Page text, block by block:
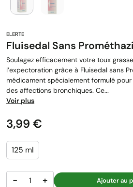
Fluisedal Sans
Soulagez efficacement votre toux
l’expectoration grâce à Fluisedal sans
médicament spécialement formulé
des affections bronchiques. Ce...
Voir plus
Prix
3,99 €
125 ml
− + Ajouter au